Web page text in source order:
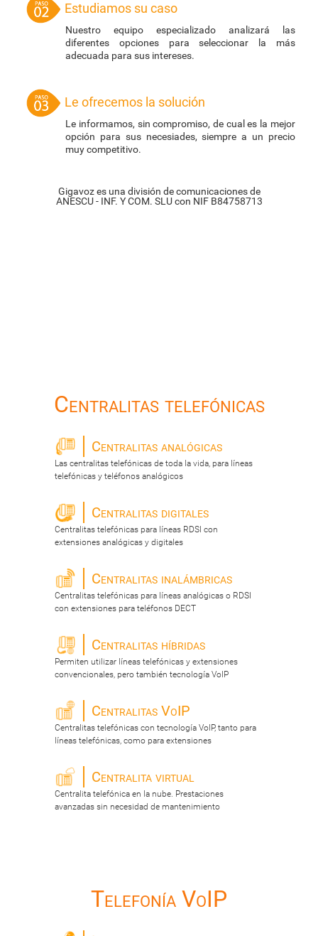
Estudiamos su caso
Nuestro equipo especializado analizará las
diferentes opciones para seleccionar la más
adecuada para sus intereses.
Le ofrecemos la solución
Le informamos, sin compromiso, de cual es la mejor
opción para sus necesiades, siempre a un precio
muy competitivo.
Gigavoz es una división de comunicaciones de
ANESCU - INF. Y COM. SLU con NIF B84758713
Centralitas telefónicas
Centralitas analógicas
Las centralitas telefónicas de toda la vida, para líneas
telefónicas y teléfonos analógicos
Centralitas digitales
Centralitas telefónicas para líneas RDSI con
extensiones analógicas y digitales
Centralitas inalámbricas
Centralitas telefónicas para líneas analógicas o RDSI
con extensiones para teléfonos DECT
Centralitas híbridas
Permiten utilizar líneas telefónicas y extensiones
convencionales, pero también tecnología VoIP
Centralitas VoIP
Centralitas telefónicas con tecnología VoIP, tanto para
líneas telefónicas, como para extensiones
Centralita virtual
Centralita telefónica en la nube. Prestaciones
avanzadas sin necesidad de mantenimiento
Telefonía VoIP